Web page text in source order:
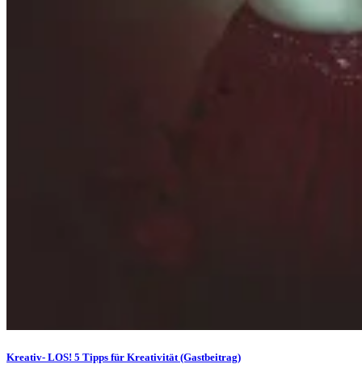
Kreativ- LOS! 5 Tipps für Kreativität (Gastbeitrag)